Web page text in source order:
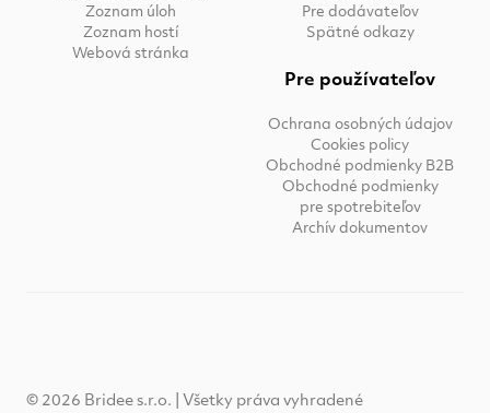
Zoznam úloh
Zoznam hostí
Webová stránka
Pre dodávateľov
Spätné odkazy
Pre používateľov
Ochrana osobných údajov
Cookies policy
Obchodné podmienky B2B
Obchodné podmienky
pre spotrebiteľov
Archív dokumentov
© 2026 Bridee s.r.o. | Všetky práva vyhradené